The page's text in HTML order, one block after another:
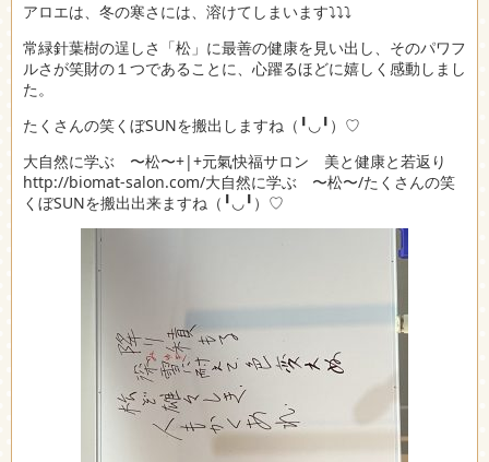
アロエは、冬の寒さには、溶けてしまいます⤵︎⤵︎⤵︎
常緑針葉樹の逞しさ「松」に最善の健康を見い出し、そのパワフ
ルさが笑財の１つであることに、心躍るほどに嬉しく感動しまし
た。
たくさんの笑くぼSUNを搬出しますね（╹◡╹）♡
大自然に学ぶ 〜松〜+|+元氣快福サロン 美と健康と若返り
http://biomat-salon.com/大自然に学ぶ 〜松〜/たくさんの笑
くぼSUNを搬出出来ますね（╹◡╹）♡